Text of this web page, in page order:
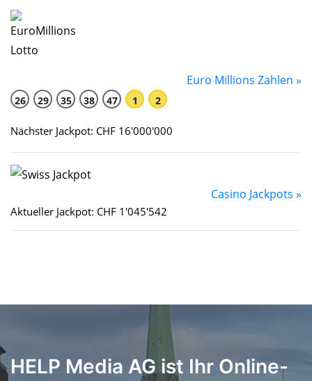
Euro Millions Zahlen »
26 29 35 38 47 1 2
Nächster Jackpot: CHF 16'000'000
Casino Jackpots »
Aktueller Jackpot: CHF 1'045'542
HELP Media AG ist Ihr Online-